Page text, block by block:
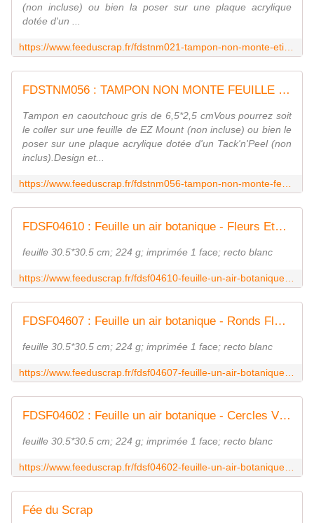
(non incluse) ou bien la poser sur une plaque acrylique
dotée d'un ...
FDSTNM056 : TAMPON NON MONTE FEUILLE DE JUIN Fée du scrap
Tampon en caoutchouc gris de 6,5*2,5 cmVous pourrez soit
le coller sur une feuille de EZ Mount (non incluse) ou bien le
poser sur une plaque acrylique dotée d'un Tack'n'Peel (non
inclus).Design et...
FDSF04610 : Feuille un air botanique - Fleurs Etoilées Vertes FEE DU SCRAP
feuille 30.5*30.5 cm; 224 g; imprimée 1 face; recto blanc
FDSF04607 : Feuille un air botanique - Ronds Fleurs Menthe FEE DU SCRAP
feuille 30.5*30.5 cm; 224 g; imprimée 1 face; recto blanc
FDSF04602 : Feuille un air botanique - Cercles Vieux Rose FEE DU SCRAP
feuille 30.5*30.5 cm; 224 g; imprimée 1 face; recto blanc
Fée du Scrap